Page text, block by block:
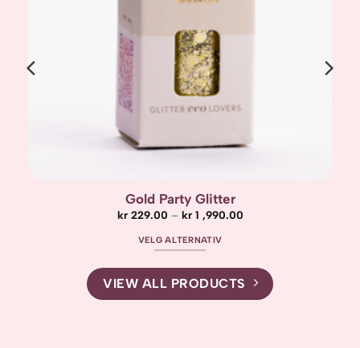
Eyes on you palette
kr249.00
LEGG I HANDLEKURV
VIEW ALL PRODUCTS